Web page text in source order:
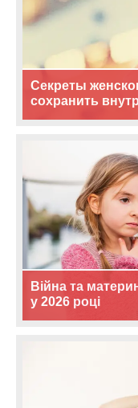
Секреты
сохранить
Війна та
у 2026 році